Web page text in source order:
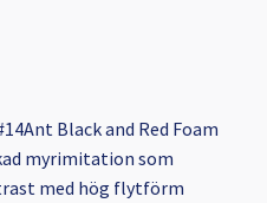
Black and Red Foam
myrimitation som
med hög flytförm